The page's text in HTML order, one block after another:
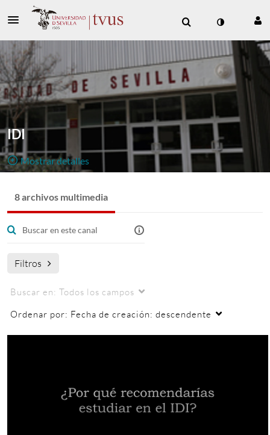
IDI
Mostrar detalles
8 archivos multimedia
Filtros
Buscar en: Todos los campos
Ordenar por: Fecha de creación: descendente